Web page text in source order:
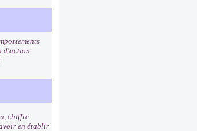
d'action
chiffre
en établir